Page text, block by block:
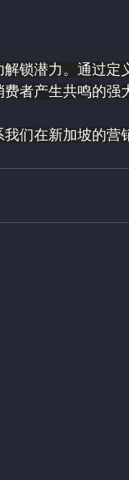
锁潜力。通过定
者产生共鸣的强
们在新加坡的营